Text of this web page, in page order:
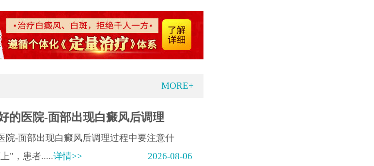
MORE+
的医院-面部出现白癜风后调理
院-面部出现白癜风后调理过程中要注意什
"，患者.....详情>> 2026-08-06